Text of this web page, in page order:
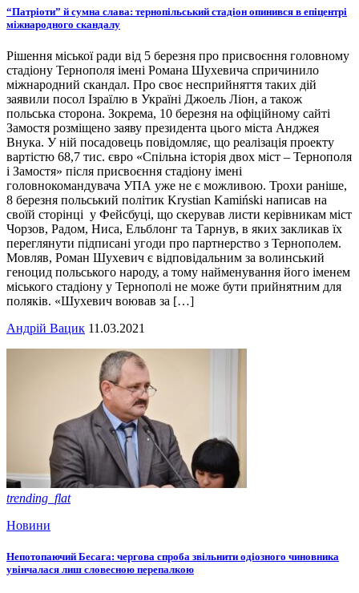
“Патріоти” й сумна слава: тернопільський стадіон опинився в епіцентрі
міжнародного скандалу
Рішення міської ради від 5 березня про присвоєння головному
стадіону Тернополя імені Романа Шухевича спричинило
міжнародний скандал. Про своє несприйняття таких дій
заявили посол Ізраїлю в Україні Джоель Ліон, а також
польська сторона. Зокрема, 10 березня на офіційному сайті
Замостя розміщено заяву президента цього міста Анджея
Внука. У ній посадовець повідомляє, що реалізація проекту
вартістю 68,7 тис. євро «Спільна історія двох міст – Тернополя
і Замостя» після присвоєння стадіону імені
головнокомандувача УПА уже не є можливою. Трохи раніше,
8 березня польський політик Krystian Kamiński написав на
своїй сторінці у Фейсбуці, що скерував листи керівникам міст
Чорзов, Радом, Ниса, Ельблонг та Тарнув, в яких закликав їх
переглянути підписані угоди про партнерство з Тернополем.
Мовляв, Роман Шухевич є відповідальним за волинський
геноцид польського народу, а тому найменування його іменем
міського стадіону у Тернополі не може бути прийнятним для
поляків. «Шухевич воював за […]
Андрій Вацик 11.03.2021
trending_flat
Новини
Непотопаючий Бесага: чергова спроба звільнити одіозного чиновника
увінчалася лиш словесною перепалкою